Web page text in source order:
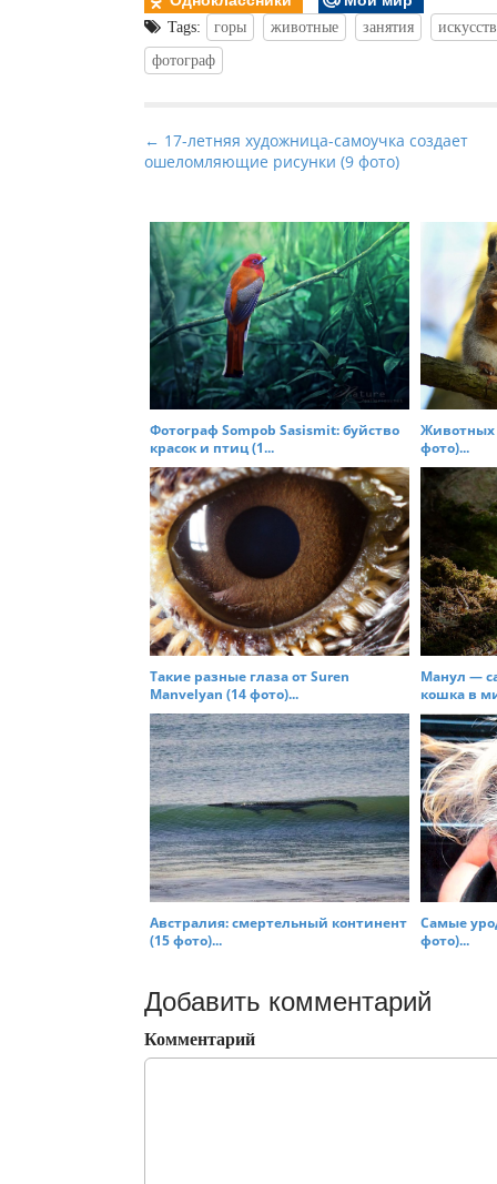
Tags: горы животные занятия
фотограф
P
o
t
n
a
v
g
a
t
o
n
← 17-летняя художница-самоучка создает
ошеломляющие рисунки (9 фото)
Фотограф Sompob Sasismit: буйство
красок и птиц (1...
Животных
фото)...
Такие разные глаза от Suren
Manvelyan (14 фото)...
Манул —
кошка в
Австралия: смертельный континент
(15 фото)...
Самые
фото)...
Добавить комментарий
Комментарий